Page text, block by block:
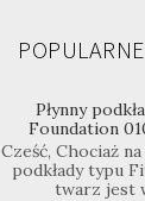
Płynny
Foundation
Cześć, Chociaż
podkłady typu
twarz jest